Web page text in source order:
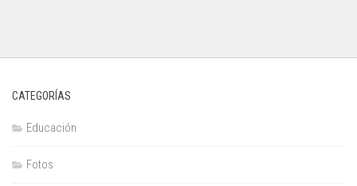
CATEGORÍAS
Educación
Fotos